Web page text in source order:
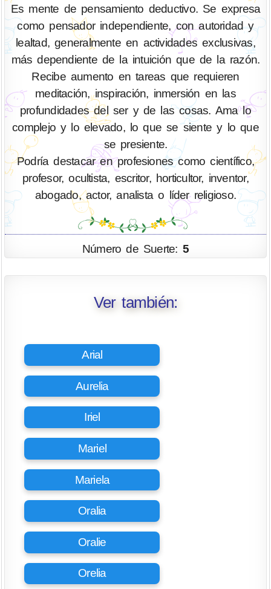
Es mente de pensamiento deductivo. Se expresa
como pensador independiente, con autoridad y
lealtad, generalmente en actividades exclusivas,
más dependiente de la intuición que de la razón.
Recibe aumento en tareas que requieren
meditación, inspiración, inmersión en las
profundidades del ser y de las cosas. Ama lo
complejo y lo elevado, lo que se siente y lo que
se presiente.
Podría destacar en profesiones como científico,
profesor, ocultista, escritor, horticultor, inventor,
abogado, actor, analista o líder religioso.
Número de Suerte: 5
Ver también:
Arial
Aurelia
Iriel
Mariel
Mariela
Oralia
Oralie
Orelia